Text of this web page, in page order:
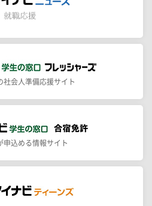
社会人準備応援サイト
申込める情報サイト